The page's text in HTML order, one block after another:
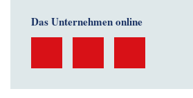
Das Unternehmen online